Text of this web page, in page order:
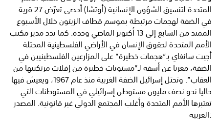
المتحدة لتنسيق الشؤون الإنسانية (أوتشا) أحصى تعرّض 27 قرية
في الضفة لهجمات مرتبطة بموسم قطاف الزيتون خلال الأسبوع
الممتد من السابع إلى 13 أكتوبر الماضي وحده. كما ندد مدير مكتب
الأمم المتحدة لحقوق الإنسان في الأراضي الفلسطينية المحتلة
أجيت سانغاي بـ”هجمات خطيرة” على المزارعين الفلسطينيين في
الضفة، معربا عن أسفه لـ”مستويات خطيرة من إفلات مرتكبيها من
العقاب”. وتحتل إسرائيل الضفة الغربية منذ عام 1967، ويعيش فيها
حاليا نحو نصف مليون مستوطن إسرائيلي في المستوطنات التي
تعتبرها الأمم المتحدة وأغلب المجتمع الدولي غير قانونية. المصدر
:العربية